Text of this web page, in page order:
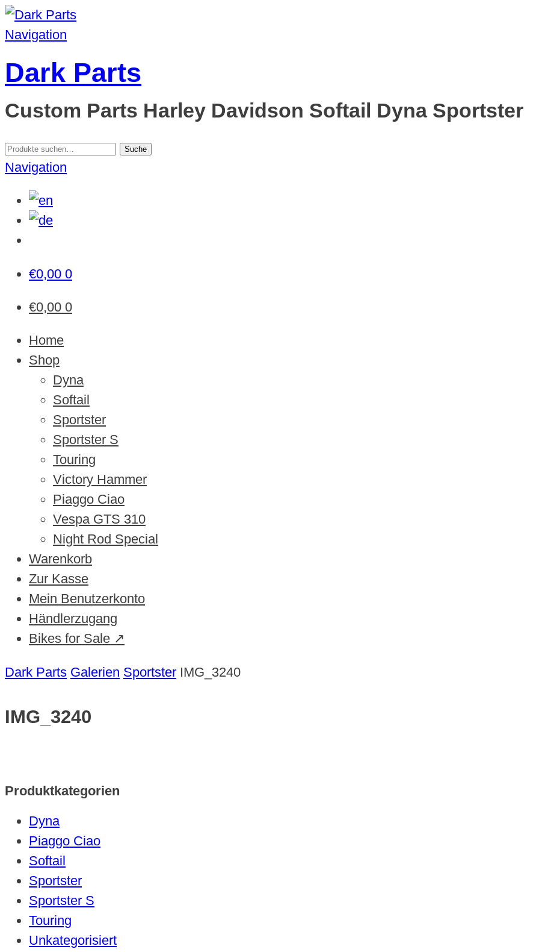
Navigation
Dark Parts
Custom Parts Harley Davidson Softail Dyna Sportster
Suche
nach:
Suche
Navigation
€0,00 0
€0,00 0
Home
Shop
Dyna
Softail
Sportster
Sportster S
Touring
Victory Hammer
Piaggo Ciao
Vespa GTS 310
Night Rod Special
Warenkorb
Zur Kasse
Mein Benutzerkonto
Händlerzugang
Bikes for Sale ↗
Dark Parts Galerien Sportster IMG_3240
IMG_3240
Produktkategorien
Dyna
Piaggo Ciao
Softail
Sportster
Sportster S
Touring
Unkategorisiert